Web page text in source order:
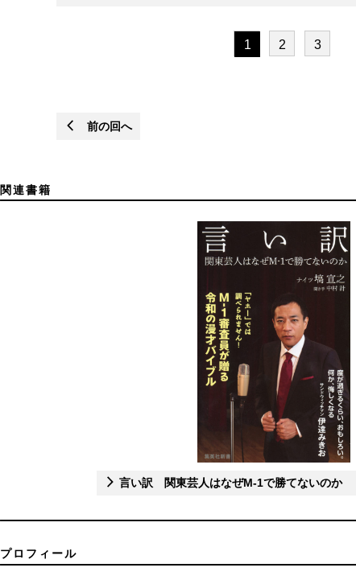
1 2 3
前の回へ
関連書籍
言い訳 関東芸人はなぜM-1で勝てないのか
プロフィール